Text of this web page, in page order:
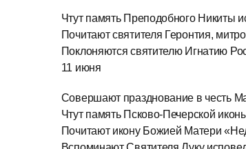
Чтут память Преподобного Никиты
Почитают святителя Геронтия,
Поклоняются святителю Игнатию
11 июня
Совершают празднование в честь
Чтут память Псково-Печерской
Почитают икону Божией Матери